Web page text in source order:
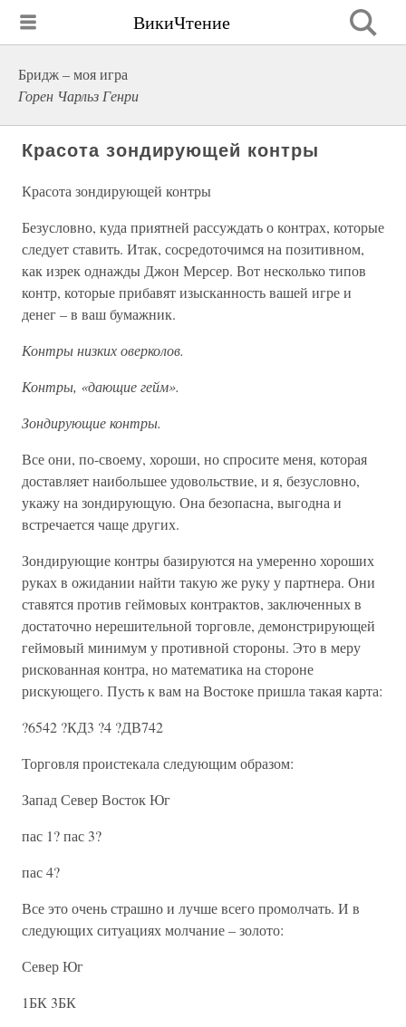
ВикиЧтение
Бридж – моя игра
Горен Чарльз Генри
Красота зондирующей контры
Красота зондирующей контры
Безусловно, куда приятней рассуждать о контрах, которые
следует ставить. Итак, сосредоточимся на позитивном,
как изрек однажды Джон Мерсер. Вот несколько типов
контр, которые прибавят изысканность вашей игре и
денег – в ваш бумажник.
Контры низких оверколов.
Контры, «дающие гейм».
Зондирующие контры.
Все они, по-своему, хороши, но спросите меня, которая
доставляет наибольшее удовольствие, и я, безусловно,
укажу на зондирующую. Она безопасна, выгодна и
встречается чаще других.
Зондирующие контры базируются на умеренно хороших
руках в ожидании найти такую же руку у партнера. Они
ставятся против геймовых контрактов, заключенных в
достаточно нерешительной торговле, демонстрирующей
геймовый минимум у противной стороны. Это в меру
рискованная контра, но математика на стороне
рискующего. Пусть к вам на Востоке пришла такая карта:
?6542 ?КД3 ?4 ?ДВ742
Торговля проистекала следующим образом:
Запад Север Восток Юг
пас 1? пас 3?
пас 4?
Все это очень страшно и лучше всего промолчать. И в
следующих ситуациях молчание – золото:
Север Юг
1БК 3БК